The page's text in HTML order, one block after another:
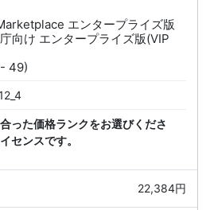
エンタープライズ版
向け エンタープライズ版(VIP
49)
った価格ランクをお選びくださ
センスです。
22,384円